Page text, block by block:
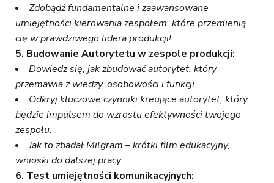
Zdobądź fundamentalne i zaawansowane
umiejętności kierowania zespołem, które przemienią
cię w prawdziwego lidera produkcji!
5. Budowanie Autorytetu w zespole produkcji:
Dowiedz się, jak zbudować autorytet, który
przemawia z wiedzy, osobowości i funkcji.
Odkryj kluczowe czynniki kreujące autorytet, który
będzie impulsem do wzrostu efektywności twojego
zespołu.
Jak to zbadał Milgram – krótki film edukacyjny,
wnioski do dalszej pracy.
6. Test umiejętności komunikacyjnych: